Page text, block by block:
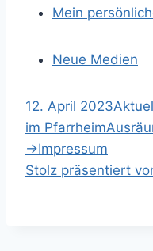
g
a
t
i
Mein
Neue Medien
S
p
r
i
12. April 2023
im Pfarrheim
→Impressum
Stolz präsentiert